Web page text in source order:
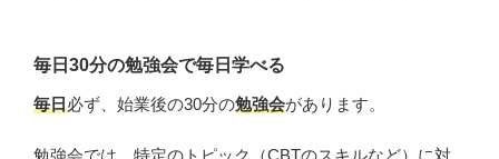
毎日30分の勉強会で毎日学べる
毎日 必ず、始業後の30分の勉強会があります。